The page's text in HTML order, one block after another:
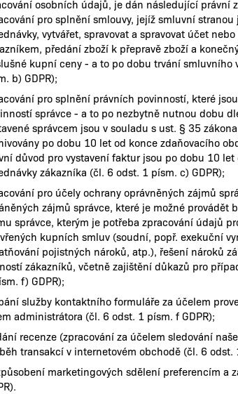
osobních údajů, je dán následující právní
pro splnění smlouvy, jejíž smluvní
vytvářet, spravovat a spravovat účet
předání zboží k přepravě zboží a
kupní ceny - a to po dobu trvání
b) GDPR);
pro splnění právních povinností, které
správce - a to po nezbytně nutnou dobu
správcem jsou v souladu s ust. § 35
po dobu 10 let od konce zdaňovacího
důvod pro vystavení faktur jsou po dobu 10
zákazníka (čl. 6 odst. 1 písm. c) GDPR);
pro účely ochrany oprávněných zájmů
zájmů správce, které je možné
správce, kterým je potřeba zpracování údajů
kupních smluv (soudní, popř. exekuční
pojistných nároků, atp.), řešení nároků
zákazníků, včetně zajištění důkazů pro
f) GDPR);
služby kontaktního formuláře za účelem
administrátora (čl. 6 odst. 1 písm. f GDPR);
recenze (zpracování za účelem sledování
transakcí v internetovém obchodě (čl. 6 odst.
marketingových sdělení preferencím a